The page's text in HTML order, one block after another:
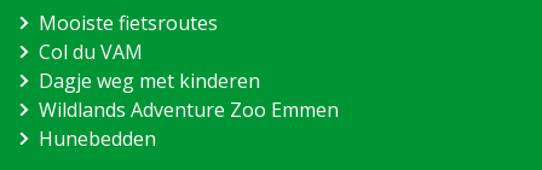
Mooiste fietsroutes
Col du VAM
Dagje weg met kinderen
Wildlands Adventure Zoo Emmen
Hunebedden